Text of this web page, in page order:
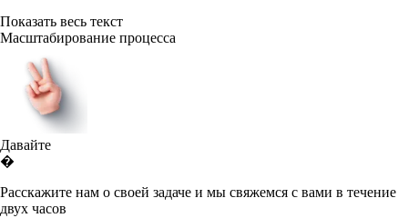
Показать весь текст
Масштабирование процесса
Давайте
�
Расскажите нам о своей задаче и мы свяжемся с вами в течение
двух часов